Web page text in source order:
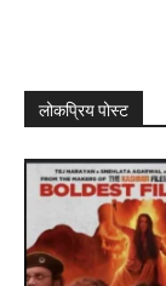
लोकप्रिय पोस्ट